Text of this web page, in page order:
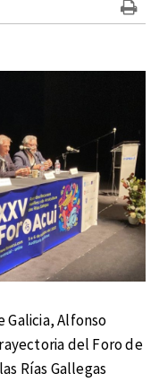
Galicia, Alfonso
del Foro de
Rías Gallegas